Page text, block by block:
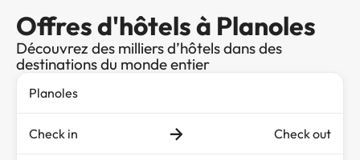
Offres d'hôtels à Planoles
Découvrez des milliers d’hôtels dans des
destinations du monde entier
Check in Check out